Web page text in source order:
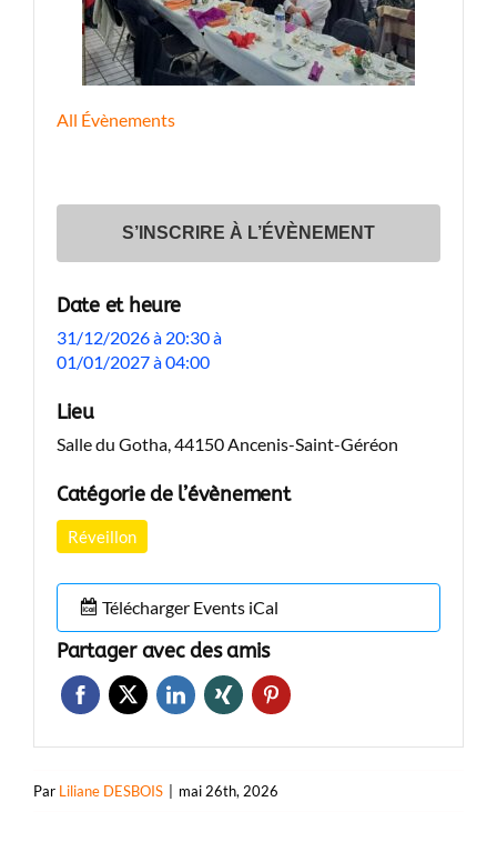
All Évènements
S’INSCRIRE À L’ÉVÈNEMENT
Date et heure
31/12/2026 à 20:30à
01/01/2027 à 04:00
Lieu
Salle du Gotha, 44150 Ancenis-Saint-Géréon
Catégorie de l’évènement
Réveillon
Télécharger Events iCal
Partager avec des amis
Par Liliane DESBOIS mai 26th, 2026